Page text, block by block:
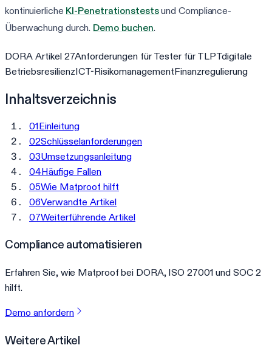
kontinuierliche KI-Penetrationstestsund Compliance-
Überwachung durch. Demo buchen.
DORA Artikel 27Anforderungen für Tester für TLPTdigitale
BetriebsresilienzICT-RisikomanagementFinanzregulierung
Inhaltsverzeichnis
01Einleitung
02Schlüsselanforderungen
03Umsetzungsanleitung
04Häufige Fallen
05Wie Matproof hilft
06Verwandte Artikel
07Weiterführende Artikel
Compliance automatisieren
Erfahren Sie, wie Matproof bei DORA, ISO 27001 und SOC 2
hilft.
Demo anfordern
Weitere Artikel